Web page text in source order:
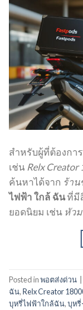
สำหรับผู้ที่ต้องการ
เช่น Relx Creator
ค้นหาได้จาก ร้า
ไฟฟ้า ใกล้ ฉันที่มี
ยอดนิยม เช่น หัว
Posted inพอตส่งด่วน
ฉัน,Relx Creator
บุหรี่ไฟฟ้าใกล้ฉัน,บุหรี่